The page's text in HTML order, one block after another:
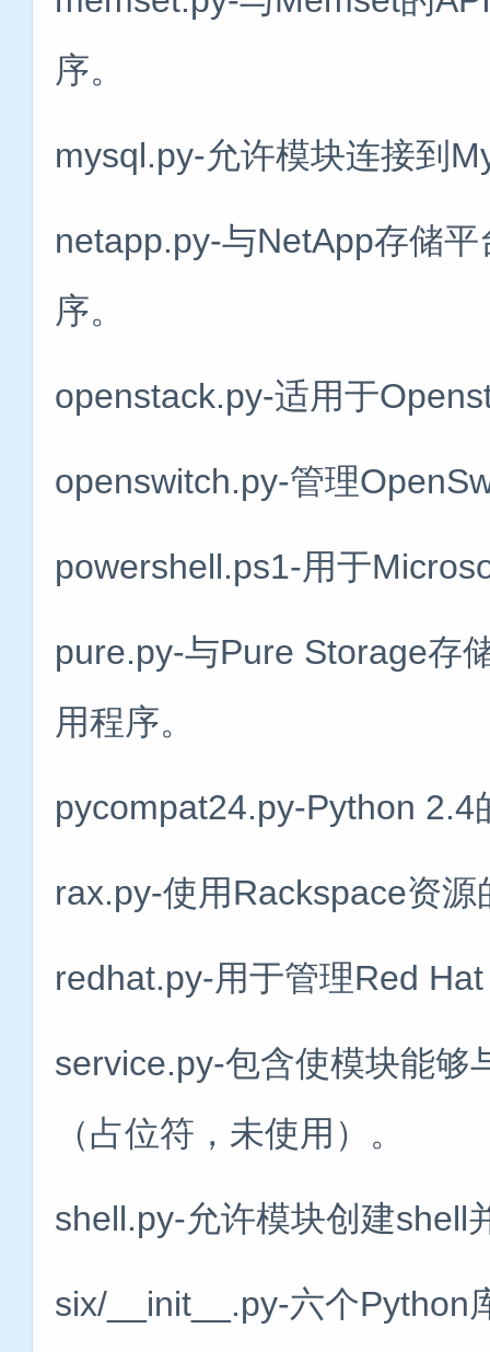
序。
mysql.py-允许模块连接到
netapp.py-与NetApp存储
序。
openstack.py-适用于
openswitch.py-管理
powershell.ps1-用于
pure.py-与Pure Storage存
用程序。
pycompat24.py-Python 2.4
rax.py-使用Rackspace资
redhat.py-用于管理Red
service.py-包含使模块能够
（占位符，未使用）。
shell.py-允许模块创建shell
six/__init__.py-六个Python